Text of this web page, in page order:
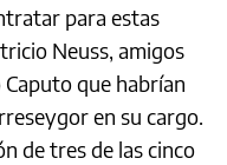
para estas
Neuss, amigos
que habrían
en su cargo.
de tres de las cinco